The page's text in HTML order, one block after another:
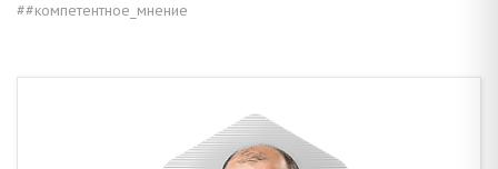
##компетентное_мнение